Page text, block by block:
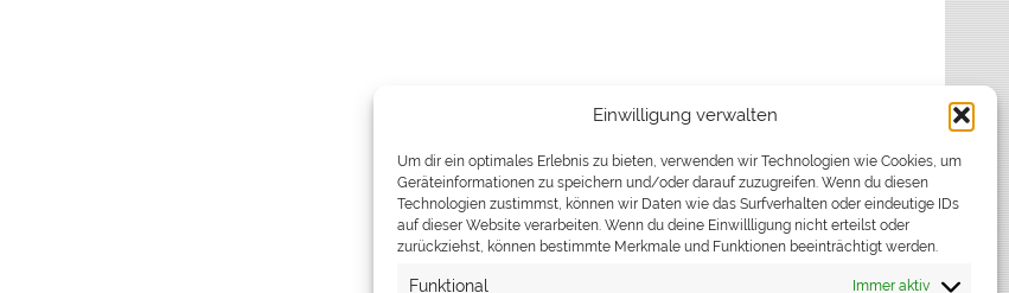
Einwilligung verwalten
Um dir ein optimales Erlebnis zu bieten, verwenden wir Technologien wie Cookies, um
Geräteinformationen zu speichern und/oder darauf zuzugreifen. Wenn du diesen
Technologien zustimmst, können wir Daten wie das Surfverhalten oder eindeutige IDs
auf dieser Website verarbeiten. Wenn du deine Einwillligung nicht erteilst oder
zurückziehst, können bestimmte Merkmale und Funktionen beeinträchtigt werden.
Funktional Immer aktiv